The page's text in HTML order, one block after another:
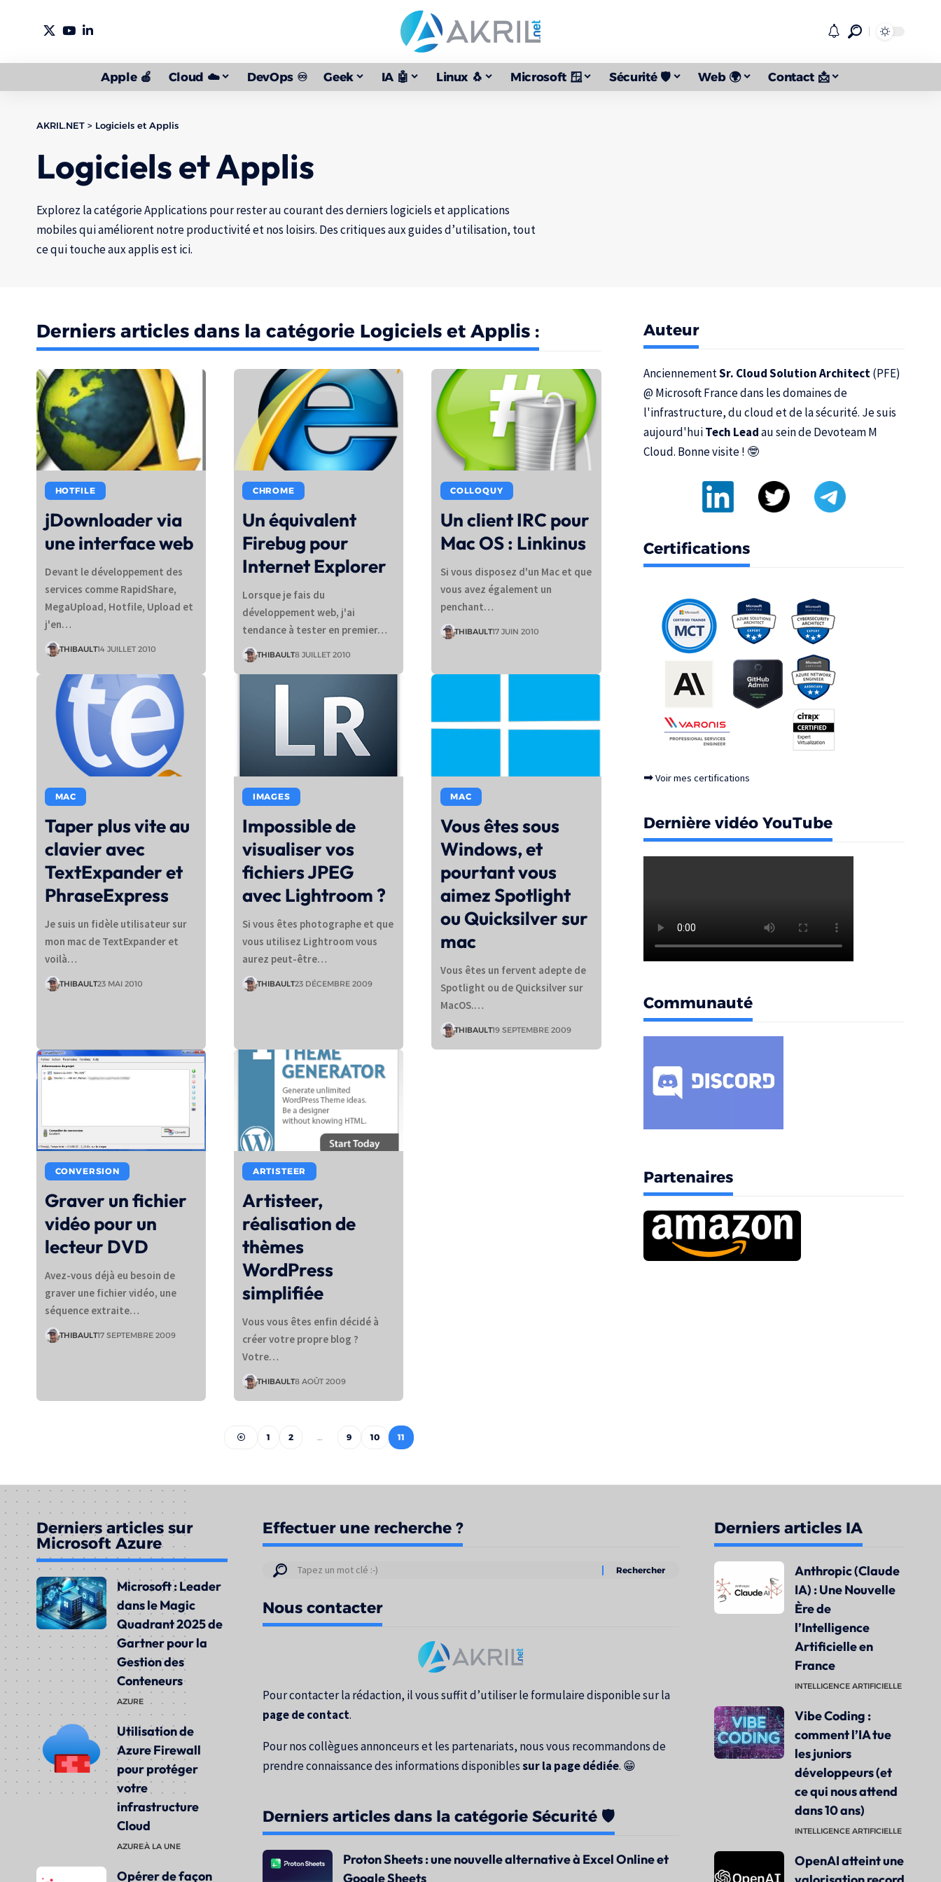
Apple 🍎 Cloud ☁️ DevOps ♾️ Geek IA 🤖 Linux 🐧 Microsoft 🪟 Sécurité 🛡️ Web 🌍 Contact 📩
AKRIL.NET > Logiciels et Applis
Logiciels et Applis
Explorez la catégorie Applications pour rester au courant des derniers logiciels et applications
mobiles qui améliorent notre productivité et nos loisirs. Des critiques aux guides d’utilisation, tout
ce qui touche aux applis est ici.
Derniers articles dans la catégorie Logiciels et Applis :
HOTFILE
jDownloader via
une interface web
Devant le développement des
services comme RapidShare,
MegaUpload, Hotfile, Upload et
j'en…
THIBAULT14 JUILLET 2010
CHROME
Un équivalent
Firebug pour
Internet Explorer
Lorsque je fais du
développement web, j'ai
tendance à tester en premier…
THIBAULT8 JUILLET 2010
COLLOQUY
Un client IRC pour
Mac OS : Linkinus
Si vous disposez d'un Mac et que
vous avez également un
penchant…
THIBAULT17 JUIN 2010
MAC
Taper plus vite au
clavier avec
TextExpander et
PhraseExpress
Je suis un fidèle utilisateur sur
mon mac de TextExpander et
voilà…
THIBAULT23 MAI 2010
IMAGES
Impossible de
visualiser vos
fichiers JPEG
avec Lightroom ?
Si vous êtes photographe et que
vous utilisez Lightroom vous
aurez peut-être…
THIBAULT23 DÉCEMBRE 2009
MAC
Vous êtes sous
Windows, et
pourtant vous
aimez Spotlight
ou Quicksilver sur
mac
Vous êtes un fervent adepte de
Spotlight ou de Quicksilver sur
MacOS.…
THIBAULT19 SEPTEMBRE 2009
CONVERSION
Graver un fichier
vidéo pour un
lecteur DVD
Avez-vous déjà eu besoin de
graver une fichier vidéo, une
séquence extraite…
THIBAULT17 SEPTEMBRE 2009
ARTISTEER
Artisteer,
réalisation de
thèmes
WordPress
simplifiée
Vous vous êtes enfin décidé à
créer votre propre blog ?
Votre…
THIBAULT8 AOÛT 2009
1 2 … 9 10 11
Auteur
AnciennementSr. Cloud Solution Architect(PFE)
@ Microsoft Francedans les domaines de
l'infrastructure, du cloud et de la sécurité. Je suis
aujourd'huiTech Leadau sein deDevoteam M
Cloud. Bonne visite ! 🤓
Certifications
➡Voir mes certifications
Dernière vidéo YouTube
Communauté
Partenaires
Derniers articles sur
Microsoft Azure
Microsoft : Leader
dans le Magic
Quadrant 2025 de
Gartner pour la
Gestion des
Conteneurs
AZURE
Utilisation de
Azure Firewall
pour protéger
votre
infrastructure
Cloud
AZUREÀ LA UNE
Opérer de façon
Effectuer une recherche ?
Résultats
votre
recherche
Nous contacter
Pour contacter la rédaction, il vous suffit d’utiliser le formulaire disponible sur la
page de contact.
Pour nos collègues annonceurs et les partenariats, nous vous recommandons de
prendre connaissance des informations disponiblessur la page dédiée. 😁
Derniers articles dans la catégorie Sécurité 🛡️
Proton Sheets : une nouvelle alternative à Excel Online et
Google Sheets
Derniers articles IA
Anthropic (Claude
IA) : Une Nouvelle
Ère de
l’Intelligence
Artificielle en
France
INTELLIGENCE ARTIFICIELLE
Vibe Coding :
comment l’IA tue
les juniors
développeurs (et
ce qui nous attend
dans 10 ans)
INTELLIGENCE ARTIFICIELLE
OpenAI atteint une